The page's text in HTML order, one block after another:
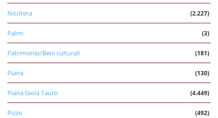
Nicotera (2.227)
Palmi (3)
Patrimonio/Beni culturali (181)
Piana (130)
Piana Gioia Tauro (4.449)
Pizzo (492)